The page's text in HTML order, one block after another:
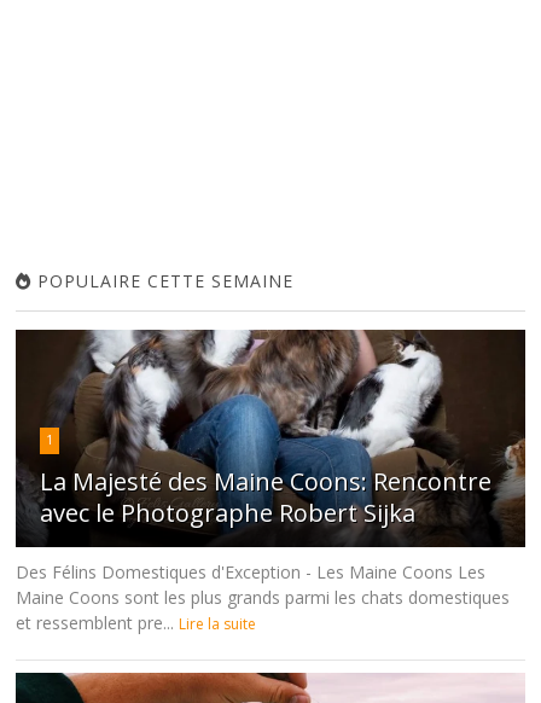
POPULAIRE CETTE SEMAINE
1
La Majesté des Maine Coons: Rencontre
avec le Photographe Robert Sijka
Des Félins Domestiques d'Exception - Les Maine Coons Les
Maine Coons sont les plus grands parmi les chats domestiques
et ressemblent pre... Lire la suite